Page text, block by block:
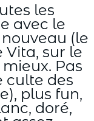
les
avec le
nouveau (le
Vita, sur le
Pas
culte des
plus fun,
doré,